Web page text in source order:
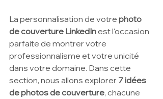
La personnalisation de votre photo
de couverture LinkedIn est l'occasion
parfaite de montrer votre
professionnalisme et votre unicité
dans votre domaine. Dans cette
section, nous allons explorer 7 idées
de photos de couverture, chacune